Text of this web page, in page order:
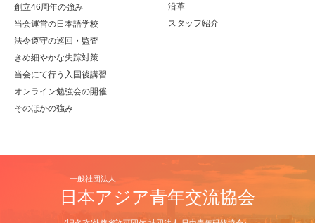
創立46周年の強み
当会運営の日本語学校
法令遵守の巡回・監査
きめ細やかな失踪対策
当会にて行う入国後講習
オンライン勉強会の開催
そのほかの強み
沿革
スタッフ紹介
一般社団法人
日本アジア青年交流協会